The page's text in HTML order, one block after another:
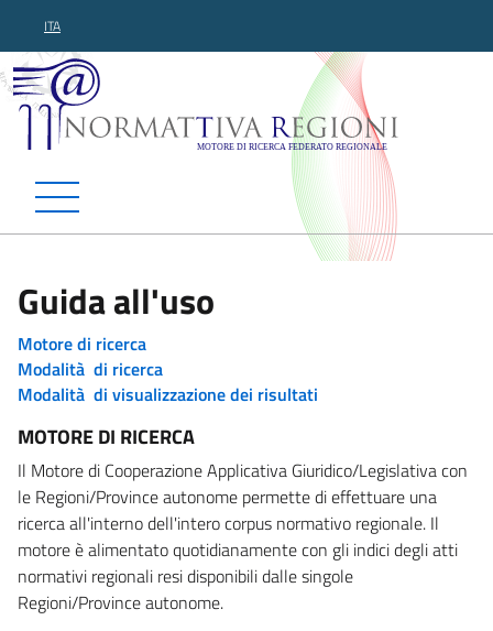
ITA
Normattiva Regioni -
Guida all'uso
Motore di ricerca
Modalità di ricerca
Modalità di visualizzazione dei risultati
MOTORE DI RICERCA
Il Motore di Cooperazione Applicativa Giuridico/Legislativa con
le Regioni/Province autonome permette di effettuare una
ricerca all'interno dell'intero corpus normativo regionale. Il
motore è alimentato quotidianamente con gli indici degli atti
normativi regionali resi disponibili dalle singole
Regioni/Province autonome.